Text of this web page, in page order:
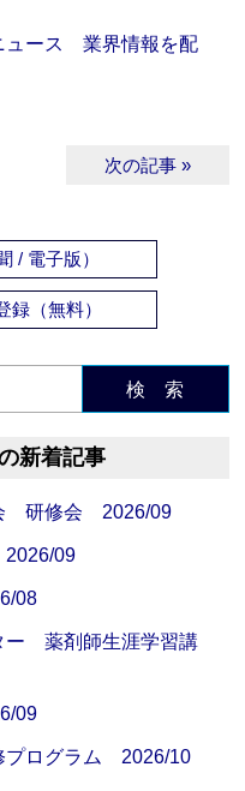
ース 業界情報を配
次の記事 »
/ 電子版）
録（無料）
検 索
新着記事
研修会 2026/09
09
08
ー 薬剤師生涯学習講
09
プログラム 2026/10